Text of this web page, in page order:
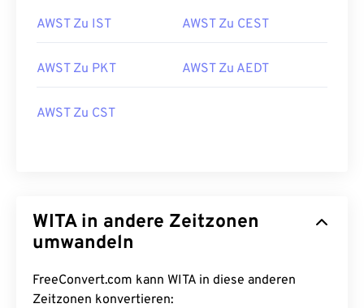
AWST Zu IST AWST Zu CEST
AWST Zu PKT AWST Zu AEDT
AWST Zu CST
WITA in andere Zeitzonen
umwandeln
FreeConvert.com kann WITA in diese anderen
Zeitzonen konvertieren: